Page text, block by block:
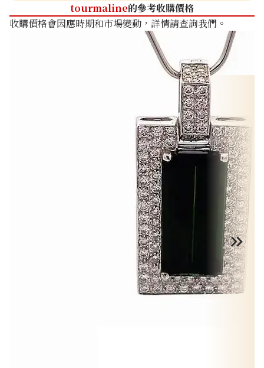
tourmaline的參考收購價格
收購價格會因應時期和市場變動，詳情請查詢我們。